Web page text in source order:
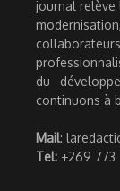
journal relève
du
continuons à
Mail:
Tel: +269 773